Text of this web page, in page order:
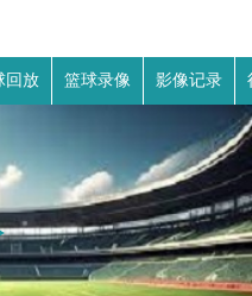
回放 篮球录像 影像记录